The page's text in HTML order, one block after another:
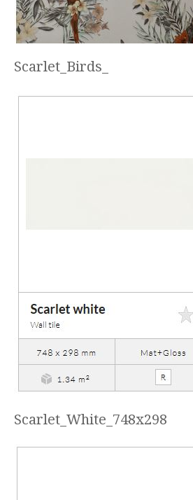
Scarlet_Birds_
Scarlet_White_748x298